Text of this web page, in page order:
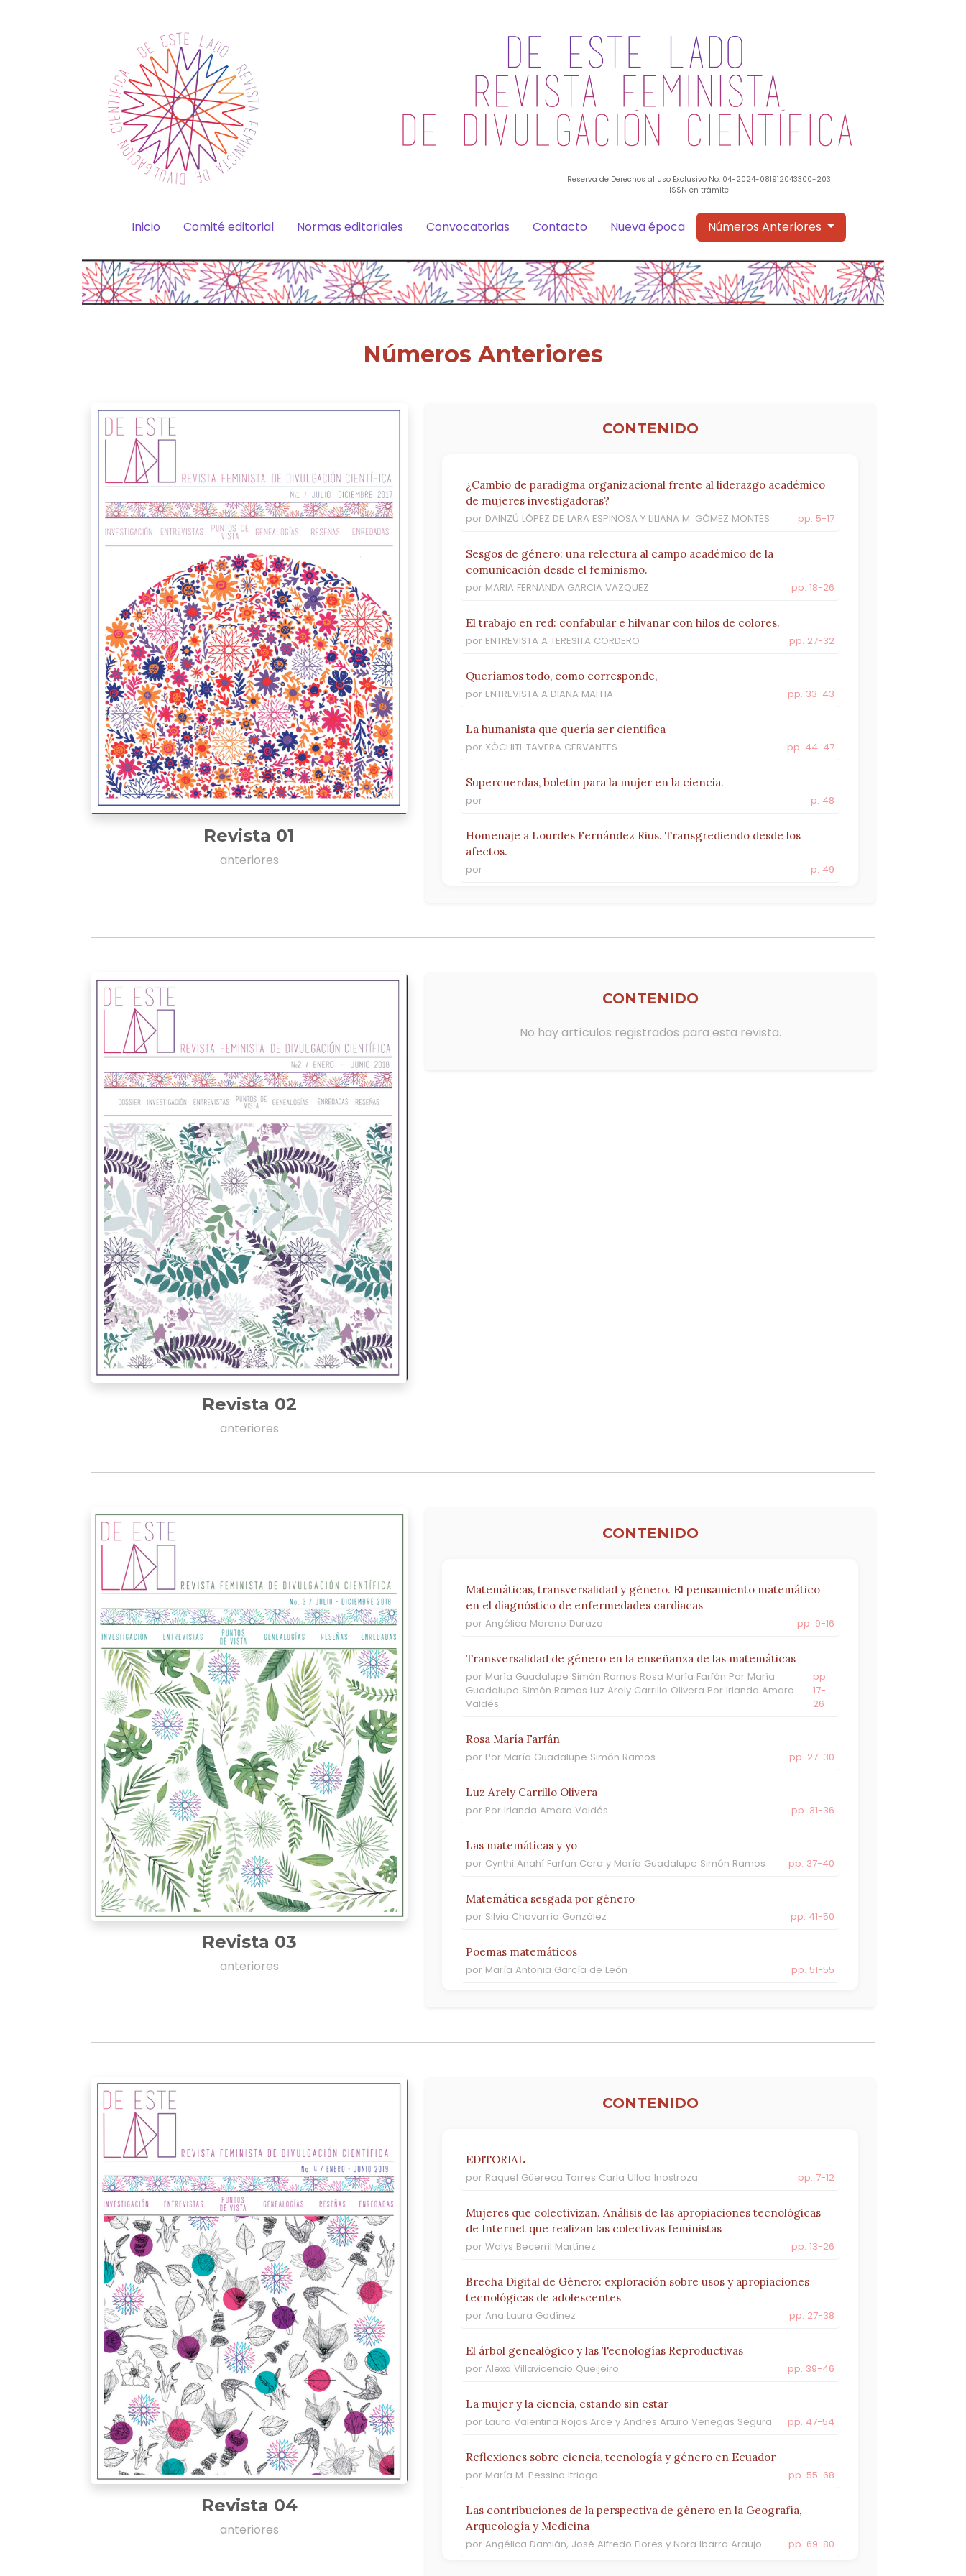
Reserva de Derechos al uso Exclusivo No. 04-2024-081912043300-203
ISSN en trámite
Inicio Comité editorial Normas editoriales Convocatorias Contacto Nueva época Números Anteriores
Números Anteriores
Revista 01
anteriores
CONTENIDO
¿Cambio de paradigma organizacional frente al liderazgo académico
de mujeres investigadoras?
por DAINZÚ LÓPEZ DE LARA ESPINOSA Y LILIANA M. GÓMEZ MONTES
pp. 5-17
Sesgos de género: una relectura al campo académico de la
comunicación desde el feminismo.
por MARIA FERNANDA GARCIA VAZQUEZ
pp. 18-26
El trabajo en red: confabular e hilvanar con hilos de colores.
por ENTREVISTA A TERESITA CORDERO
pp. 27-32
Queríamos todo, como corresponde,
por ENTREVISTA A DIANA MAFFIA
pp. 33-43
La humanista que quería ser cientifica
por XÓCHITL TAVERA CERVANTES
pp. 44-47
Supercuerdas, boletin para la mujer en la ciencia.
por
p. 48
Homenaje a Lourdes Fernández Rius. Transgrediendo desde los
afectos.
por
p. 49
Revista 02
anteriores
CONTENIDO
No hay artículos registrados para esta revista.
Revista 03
anteriores
CONTENIDO
Matemáticas, transversalidad y género. El pensamiento matemático
en el diagnóstico de enfermedades cardiacas
por Angélica Moreno Durazo
pp. 9-16
Transversalidad de género en la enseñanza de las matemáticas
por María Guadalupe Simón Ramos Rosa María Farfán Por María
Guadalupe Simón Ramos Luz Arely Carrillo Olivera Por Irlanda Amaro
Valdés
pp.
17-
26
Rosa María Farfán
por Por María Guadalupe Simón Ramos
pp. 27-30
Luz Arely Carrillo Olivera
por Por Irlanda Amaro Valdés
pp. 31-36
Las matemáticas y yo
por Cynthi Anahí Farfan Cera y María Guadalupe Simón Ramos
pp. 37-40
Matemática sesgada por género
por Silvia Chavarría González
pp. 41-50
Poemas matemáticos
por María Antonia García de León
pp. 51-55
Revista 04
anteriores
CONTENIDO
EDITORIAL
por Raquel Güereca Torres Carla Ulloa Inostroza
pp. 7-12
Mujeres que colectivizan. Análisis de las apropiaciones tecnológicas
de Internet que realizan las colectivas feministas
por Walys Becerril Martínez
pp. 13-26
Brecha Digital de Género: exploración sobre usos y apropiaciones
tecnológicas de adolescentes
por Ana Laura Godínez
pp. 27-38
El árbol genealógico y las Tecnologías Reproductivas
por Alexa Villavicencio Queijeiro
pp. 39-46
La mujer y la ciencia, estando sin estar
por Laura Valentina Rojas Arce y Andres Arturo Venegas Segura
pp. 47-54
Reflexiones sobre ciencia, tecnología y género en Ecuador
por María M. Pessina Itriago
pp. 55-68
Las contribuciones de la perspectiva de género en la Geografía,
Arqueología y Medicina
por Angélica Damián, José Alfredo Flores y Nora Ibarra Araujo
pp. 69-80